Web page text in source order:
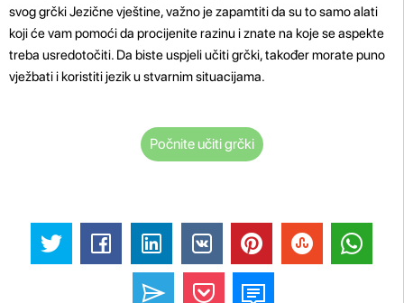
svog grčki Jezične vještine, važno je zapamtiti da su to samo alati
koji će vam pomoći da procijenite razinu i znate na koje se aspekte
treba usredotočiti. Da biste uspjeli učiti grčki, također morate puno
vježbati i koristiti jezik u stvarnim situacijama.
Počnite učiti grčki